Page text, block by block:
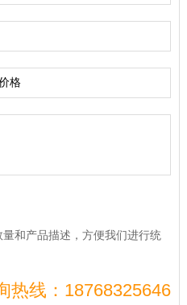
和产品描述，方便我们进行统
热线：18768325646